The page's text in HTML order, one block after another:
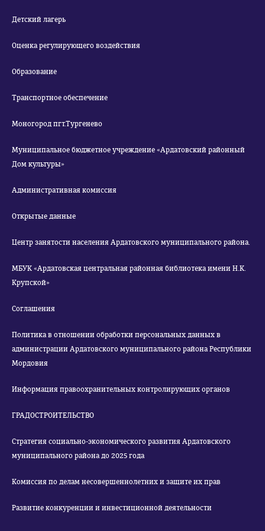
Детский лагерь
Оценка регулирующего воздействия
Образование
Транспортное обеспечение
Моногород пгт.Тургенево
Муниципальное бюджетное учреждение «Ардатовский районный
Дом культуры»
Административная комиссия
Открытые данные
Центр занятости населения Ардатовского муниципального района.
МБУК «Ардатовская центральная районная библиотека имени Н.К.
Крупской»
Соглашения
Политика в отношении обработки персональных данных в
администрации Ардатовского муниципального района Республики
Мордовия
Информация правоохранительных контролирующих органов
ГРАДОСТРОИТЕЛЬСТВО
Стратегия социально-экономического развития Ардатовского
муниципального района до 2025 года
Комиссия по делам несовершеннолетних и защите их прав
Развитие конкуренции и инвестиционной деятельности